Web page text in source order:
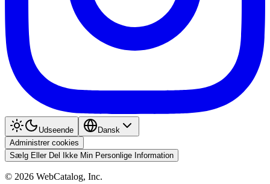
Udseende
Dansk
Administrer cookies
Sælg Eller Del Ikke Min Personlige Information
© 2026 WebCatalog, Inc.